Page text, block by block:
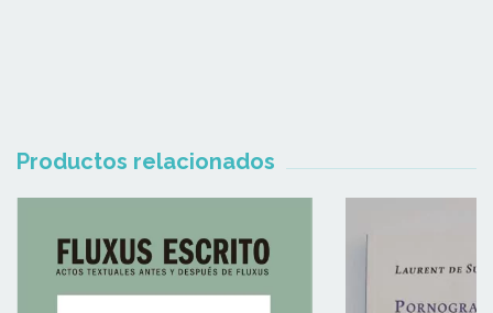
Productos relacionados